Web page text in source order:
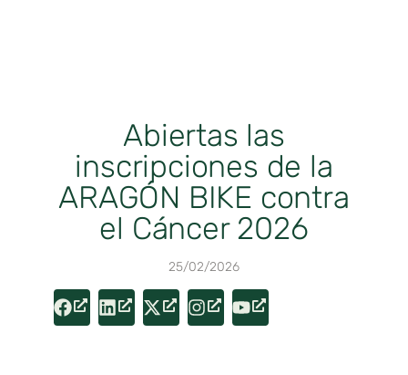
Abiertas las
inscripciones de la
ARAGÓN BIKE contra
el Cáncer 2026
25/02/2026